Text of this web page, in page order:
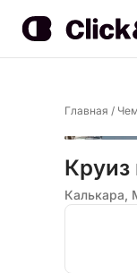
Главная /
Круиз
Калькара,